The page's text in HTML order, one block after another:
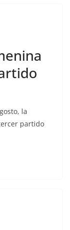
la
partido